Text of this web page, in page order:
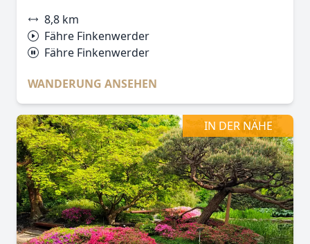
8,8 km
Fähre Finkenwerder
Fähre Finkenwerder
WANDERUNG ANSEHEN
IN DER NÄHE